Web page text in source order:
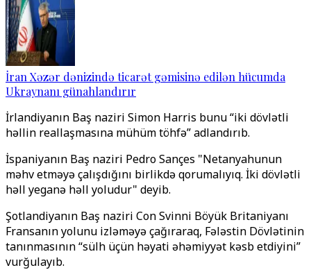
İran Xəzər dənizində ticarət gəmisinə edilən hücumda
Ukraynanı günahlandırır
İrlandiyanın Baş naziri Simon Harris bunu “iki dövlətli
həllin reallaşmasına mühüm töhfə” adlandırıb.
İspaniyanın Baş naziri Pedro Sançes "Netanyahunun
məhv etməyə çalışdığını birlikdə qorumalıyıq. İki dövlətli
həll yeganə həll yoludur" deyib.
Şotlandiyanın Baş naziri Con Svinni Böyük Britaniyanı
Fransanın yolunu izləməyə çağıraraq, Fələstin Dövlətinin
tanınmasının “sülh üçün həyati əhəmiyyət kəsb etdiyini”
vurğulayıb.